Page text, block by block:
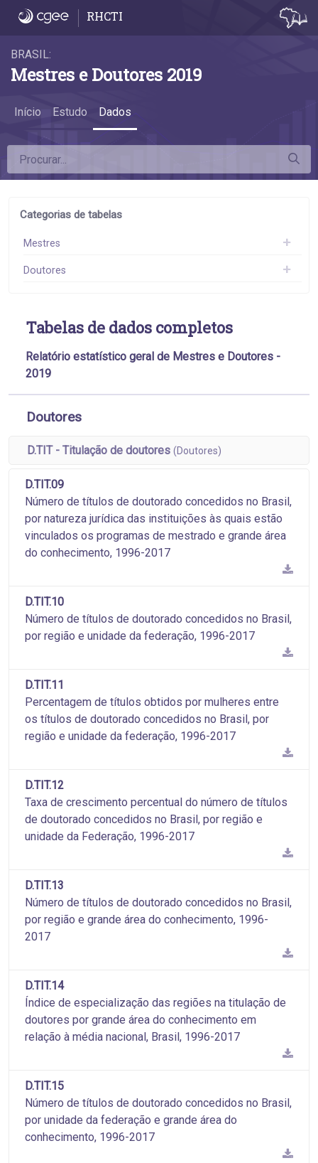
Dados RHCTI
BRASIL:
Mestres e Doutores 2019
Início Estudo Dados
Categorias de tabelas
Mestres
Doutores
Tabelas de dados completos
Relatório estatístico geral de Mestres e Doutores -
2019
Doutores
D.TIT - Titulação de doutores (Doutores)
D.TIT.09
Número de títulos de doutorado concedidos no Brasil,
por natureza jurídica das instituições às quais estão
vinculados os programas de mestrado e grande área
do conhecimento, 1996-2017
D.TIT.10
Número de títulos de doutorado concedidos no Brasil,
por região e unidade da federação, 1996-2017
D.TIT.11
Percentagem de títulos obtidos por mulheres entre
os títulos de doutorado concedidos no Brasil, por
região e unidade da federação, 1996-2017
D.TIT.12
Taxa de crescimento percentual do número de títulos
de doutorado concedidos no Brasil, por região e
unidade da Federação, 1996-2017
D.TIT.13
Número de títulos de doutorado concedidos no Brasil,
por região e grande área do conhecimento, 1996-
2017
D.TIT.14
Índice de especialização das regiões na titulação de
doutores por grande área do conhecimento em
relação à média nacional, Brasil, 1996-2017
D.TIT.15
Número de títulos de doutorado concedidos no Brasil,
por unidade da federação e grande área do
conhecimento, 1996-2017